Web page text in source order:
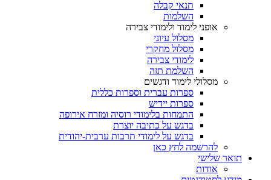
תנאי קבלה
השלמות
אופני לימוד ולימודי צבירה
מסלול עיוני
מסלול מחקרי
לימודי צבירה
השלמת תזה
מסלולי לימוד ודגשים
ספרות עברית וספרות כללית
ספרות יידיש
התמחות בלימודי רוסיה ומזרח אירופה
בדגש על כתיבה יוצרת
בדגש על לימודי תרבות ערבית-יהודית
להרשמה לחץ כאן
תואר שלישי
אודות